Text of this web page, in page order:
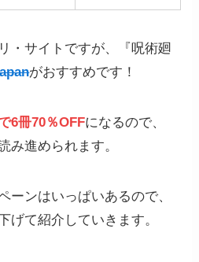
・サイトですが、『呪術廻
がおすすめです！
6冊70％OFFになるので、
み進められます。
ーンはいっぱいあるので、
げて紹介していきます。